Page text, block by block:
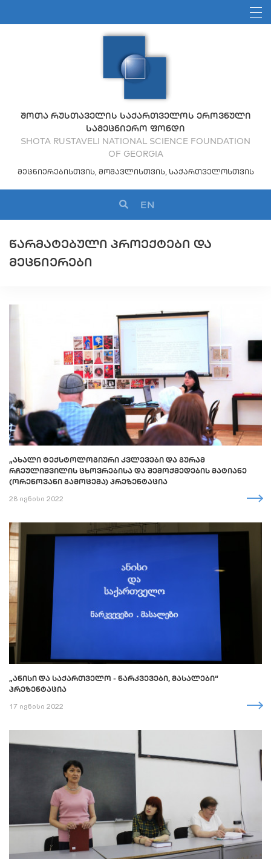
ᲨᲝᲗᲐ ᲠᲣᲡᲗᲐᲕᲔᲚᲘᲡ ᲡᲐᲥᲐᲠᲗᲕᲔᲚᲝᲡ ᲔᲠᲝᲕᲜᲣᲚᲘ
ᲡᲐᲛᲔᲪᲜᲘᲔᲠᲝ ᲤᲝᲜᲓᲘ
SHOTA RUSTAVELI NATIONAL SCIENCE FOUNDATION
OF GEORGIA
ᲛᲔᲪᲜᲘᲔᲠᲔᲑᲘᲡᲗᲕᲘᲡ, ᲛᲝᲛᲐᲕᲚᲘᲡᲗᲕᲘᲡ, ᲡᲐᲥᲐᲠᲗᲕᲔᲚᲝᲡᲗᲕᲘᲡ
EN
ᲬᲐᲠᲛᲐᲢᲔᲑᲣᲚᲘ ᲞᲠᲝᲔᲥᲢᲔᲑᲘ ᲓᲐ
ᲛᲔᲪᲜᲘᲔᲠᲔᲑᲘ
„ᲐᲮᲐᲚᲘ ᲢᲔᲥᲡᲢᲝᲚᲝᲒᲘᲣᲠᲘ ᲙᲕᲚᲔᲕᲔᲑᲘ ᲓᲐ ᲒᲣᲠᲐᲛ
ᲠᲩᲔᲣᲚᲘᲨᲕᲘᲚᲘᲡ ᲪᲮᲝᲕᲠᲔᲑᲘᲡᲐ ᲓᲐ ᲨᲔᲛᲝᲥᲛᲔᲓᲔᲑᲘᲡ ᲛᲐᲢᲘᲐᲜᲔ
(ᲝᲠᲔᲜᲝᲕᲐᲜᲘ ᲒᲐᲛᲝᲪᲔᲛᲐ) ᲞᲠᲔᲖᲔᲜᲢᲐᲪᲘᲐ
28 ივნისი 2022
„ᲐᲜᲘᲡᲘ ᲓᲐ ᲡᲐᲥᲐᲠᲗᲕᲔᲚᲝ - ᲜᲐᲠᲙᲕᲔᲕᲔᲑᲘ, ᲛᲐᲡᲐᲚᲔᲑᲘ“
ᲞᲠᲔᲖᲔᲜᲢᲐᲪᲘᲐ
17 ივნისი 2022